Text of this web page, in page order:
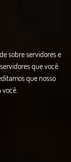
sobre servidores e
que você
que nosso